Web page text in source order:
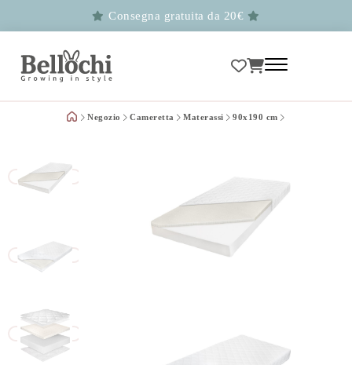
Consegna gratuita da 20€
Negozio Cameretta Materassi 90x190 cm